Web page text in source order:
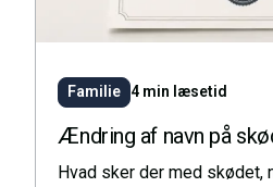
Familie 4 min læsetid
Ændring af navn på
Hvad sker der med skødet,